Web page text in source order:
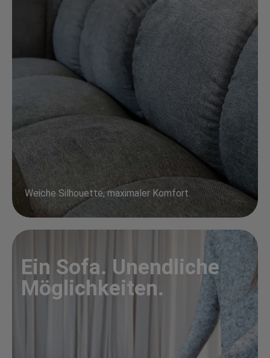
Weiche Silhouette, maximaler Komfort.
Ein Sofa. Unendliche
Möglichkeiten.